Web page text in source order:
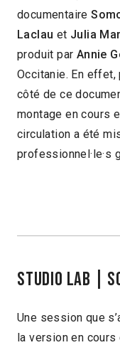
documentaire
Laclau et Julia
produit par Annie
Occitanie. En
côté de ce
montage en cours
circulation a été
professionnel·le·s
Studio Lab |
Une session que
la version en